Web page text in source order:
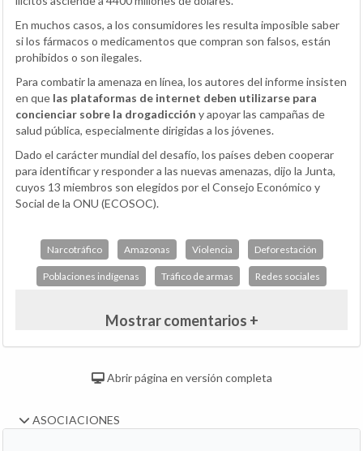
En muchos casos, a los consumidores les resulta imposible saber
si los fármacos o medicamentos que compran son falsos, están
prohibidos o son ilegales.
Para combatir la amenaza en línea, los autores del informe insisten
en que las plataformas de internet deben utilizarse para
concienciar sobre la drogadicción y apoyar las campañas de
salud pública, especialmente dirigidas a los jóvenes.
Dado el carácter mundial del desafío, los países deben cooperar
para identificar y responder a las nuevas amenazas, dijo la Junta,
cuyos 13 miembros son elegidos por el Consejo Económico y
Social de la ONU (ECOSOC).
Narcotráfico Amazonas Violencia Deforestación
Poblaciones indígenas Tráfico de armas Redes sociales
Mostrar comentarios +
Abrir página en versión completa
ASOCIACIONES